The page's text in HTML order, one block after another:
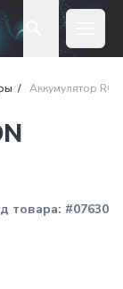
Аккумулятор
товара: #07630